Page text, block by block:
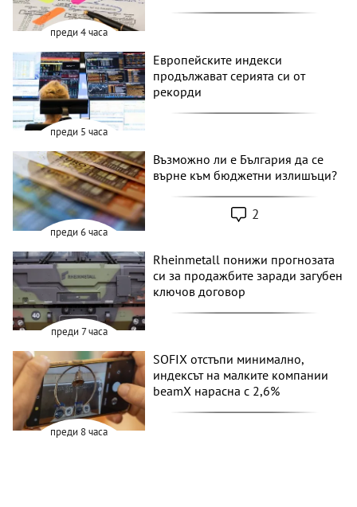
преди 4 часа
преди 5 часа
Европейските индекси
продължават серията си от
рекорди
преди 6 часа
Възможно ли е България да се
върне към бюджетни излишъци?
2
преди 7 часа
Rheinmetall понижи прогнозата
си за продажбите заради загубен
ключов договор
преди 8 часа
SOFIX отстъпи минимално,
индексът на малките компании
beamX нарасна с 2,6%